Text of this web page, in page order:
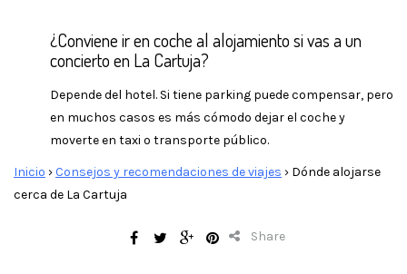
¿Conviene ir en coche al alojamiento si vas a un
concierto en La Cartuja?
Depende del hotel. Si tiene parking puede compensar, pero
en muchos casos es más cómodo dejar el coche y
moverte en taxi o transporte público.
Inicio ›Consejos y recomendaciones de viajes › Dónde alojarse
cerca de La Cartuja
Share